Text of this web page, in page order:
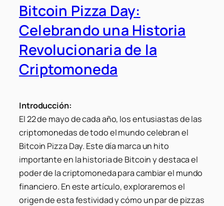
Bitcoin Pizza Day:
Celebrando una Historia
Revolucionaria de la
Criptomoneda
Introducción:
El 22 de mayo de cada año, los entusiastas de las
criptomonedas de todo el mundo celebran el
Bitcoin Pizza Day. Este día marca un hito
importante en la historia de Bitcoin y destaca el
poder de la criptomoneda para cambiar el mundo
financiero. En este artículo, exploraremos el
origen de esta festividad y cómo un par de pizzas